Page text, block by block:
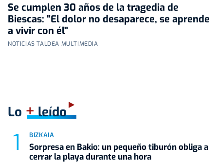
Se cumplen 30 años de la tragedia de
Biescas: "El dolor no desaparece, se aprende
a vivir con él"
NOTICIAS TALDEA MULTIMEDIA
Lo +leído
BIZKAIA
Sorpresa en Bakio: un pequeño tiburón obliga a
cerrar la playa durante una hora